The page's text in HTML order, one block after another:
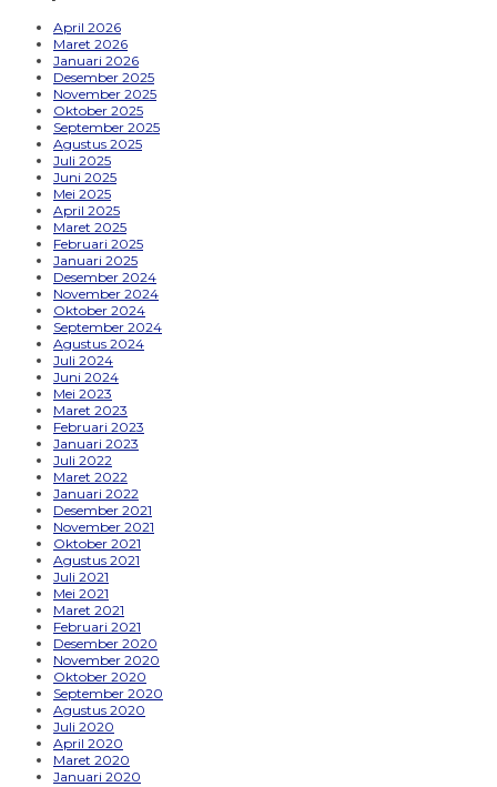
April 2026
Maret 2026
Januari 2026
Desember 2025
November 2025
Oktober 2025
September 2025
Agustus 2025
Juli 2025
Juni 2025
Mei 2025
April 2025
Maret 2025
Februari 2025
Januari 2025
Desember 2024
November 2024
Oktober 2024
September 2024
Agustus 2024
Juli 2024
Juni 2024
Mei 2023
Maret 2023
Februari 2023
Januari 2023
Juli 2022
Maret 2022
Januari 2022
Desember 2021
November 2021
Oktober 2021
Agustus 2021
Juli 2021
Mei 2021
Maret 2021
Februari 2021
Desember 2020
November 2020
Oktober 2020
September 2020
Agustus 2020
Juli 2020
April 2020
Maret 2020
Januari 2020